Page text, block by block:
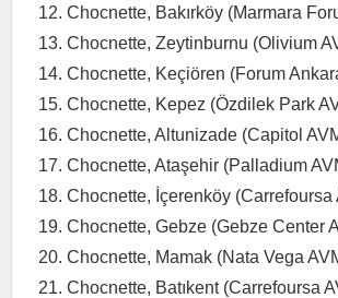
Chocnette, Bakırköy (Marmara
Chocnette, Zeytinburnu (Olivium
Chocnette, Keçiören (Forum
Chocnette, Kepez (Özdilek Park
Chocnette, Altunizade (Capitol
Chocnette, Ataşehir (Palladium
Chocnette, İçerenköy (Carrefoursa
Chocnette, Gebze (Gebze Center
Chocnette, Mamak (Nata Vega
Chocnette, Batıkent (Carrefoursa